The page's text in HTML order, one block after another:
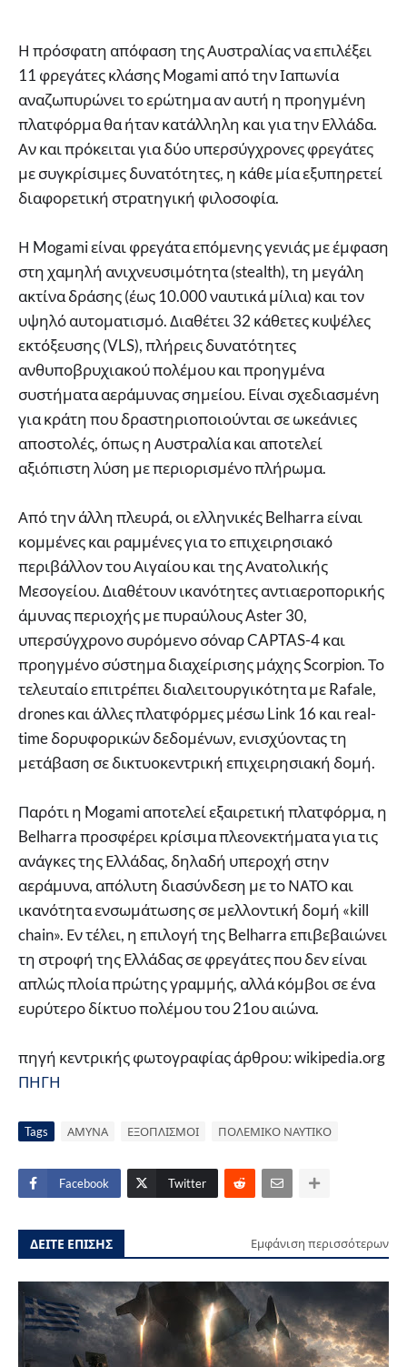
Η πρόσφατη απόφαση της Αυστραλίας να επιλέξει
11 φρεγάτες κλάσης Mogami από την Ιαπωνία
αναζωπυρώνει το ερώτημα αν αυτή η προηγμένη
πλατφόρμα θα ήταν κατάλληλη και για την Ελλάδα.
Αν και πρόκειται για δύο υπερσύγχρονες φρεγάτες
με συγκρίσιμες δυνατότητες, η κάθε μία εξυπηρετεί
διαφορετική στρατηγική φιλοσοφία.
Η Mogami είναι φρεγάτα επόμενης γενιάς με έμφαση
στη χαμηλή ανιχνευσιμότητα (stealth), τη μεγάλη
ακτίνα δράσης (έως 10.000 ναυτικά μίλια) και τον
υψηλό αυτοματισμό. Διαθέτει 32 κάθετες κυψέλες
εκτόξευσης (VLS), πλήρεις δυνατότητες
ανθυποβρυχιακού πολέμου και προηγμένα
συστήματα αεράμυνας σημείου. Είναι σχεδιασμένη
για κράτη που δραστηριοποιούνται σε ωκεάνιες
αποστολές, όπως η Αυστραλία και αποτελεί
αξιόπιστη λύση με περιορισμένο πλήρωμα.
Από την άλλη πλευρά, οι ελληνικές Belharra είναι
κομμένες και ραμμένες για το επιχειρησιακό
περιβάλλον του Αιγαίου και της Ανατολικής
Μεσογείου. Διαθέτουν ικανότητες αντιαεροπορικής
άμυνας περιοχής με πυραύλους Aster 30,
υπερσύγχρονο συρόμενο σόναρ CAPTAS-4 και
προηγμένο σύστημα διαχείρισης μάχης Scorpion. Το
τελευταίο επιτρέπει διαλειτουργικότητα με Rafale,
drones και άλλες πλατφόρμες μέσω Link 16 και real-
time δορυφορικών δεδομένων, ενισχύοντας τη
μετάβαση σε δικτυοκεντρική επιχειρησιακή δομή.
Παρότι η Mogami αποτελεί εξαιρετική πλατφόρμα, η
Belharra προσφέρει κρίσιμα πλεονεκτήματα για τις
ανάγκες της Ελλάδας, δηλαδή υπεροχή στην
αεράμυνα, απόλυτη διασύνδεση με το ΝΑΤΟ και
ικανότητα ενσωμάτωσης σε μελλοντική δομή «kill
chain». Εν τέλει, η επιλογή της Belharra επιβεβαιώνει
τη στροφή της Ελλάδας σε φρεγάτες που δεν είναι
απλώς πλοία πρώτης γραμμής, αλλά κόμβοι σε ένα
ευρύτερο δίκτυο πολέμου του 21ου αιώνα.
πηγή κεντρικής φωτογραφίας άρθρου: wikipedia.org
ΠΗΓΗ
Tags ΑΜΥΝΑ ΕΞΟΠΛΙΣΜΟΙ ΠΟΛΕΜΙΚΟ ΝΑΥΤΙΚΟ
Facebook Twitter
ΔΕΙΤΕ ΕΠΙΣΗΣ Εμφάνιση περισσότερων